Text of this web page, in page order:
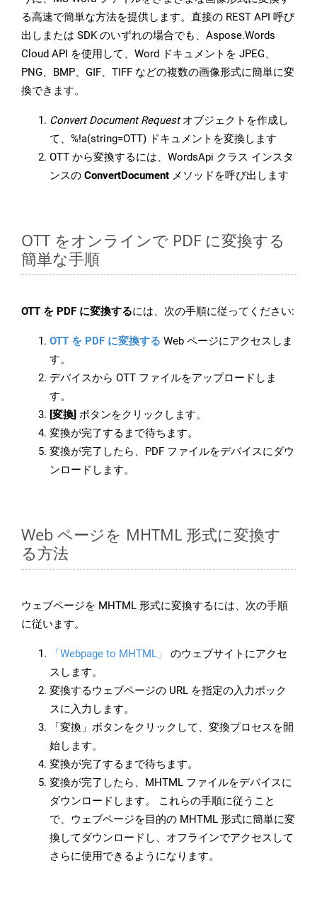
る高速で簡単な方法を提供します。直接の REST API 呼び
出しまたは SDK のいずれの場合でも、Aspose.Words
Cloud API を使用して、Word ドキュメントを JPEG、
PNG、BMP、GIF、TIFF などの複数の画像形式に簡単に変
換できます。
Convert Document Requestオブジェクトを作成し
て、%!a(string=OTT) ドキュメントを変換します
OTT から変換するには、WordsApi クラス インスタ
ンスの ConvertDocument メソッドを呼び出します
OTT をオンラインで PDF に変換する
簡単な手順
OTT を PDF に変換するには、次の手順に従ってください:
OTT を PDF に変換する Web ページにアクセスしま
す。
デバイスから OTT ファイルをアップロードしま
す。
[変換] ボタンをクリックします。
変換が完了するまで待ちます。
変換が完了したら、PDF ファイルをデバイスにダウ
ンロードします。
Web ページを MHTML 形式に変換す
る方法
ウェブページを MHTML 形式に変換するには、次の手順
に従います。
「Webpage to MHTML」
のウェブサイトにアクセ
スします。
変換するウェブページの URL を指定の入力ボック
スに入力します。
「変換」ボタンをクリックして、変換プロセスを開
始します。
変換が完了するまで待ちます。
変換が完了したら、MHTML ファイルをデバイスに
ダウンロードします。 これらの手順に従うこと
で、ウェブページを目的の MHTML 形式に簡単に変
換してダウンロードし、オフラインでアクセスして
さらに使用できるようになります。